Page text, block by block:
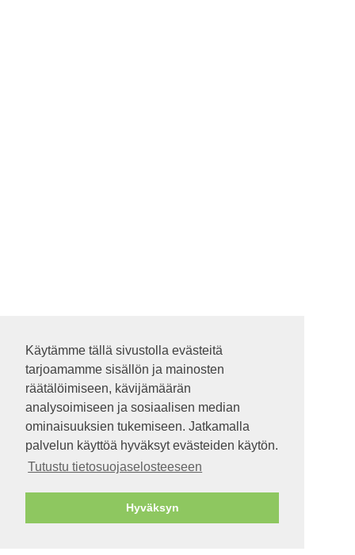
Käytämme tällä sivustolla evästeitä
tarjoamamme sisällön ja mainosten
räätälöimiseen, kävijämäärän
analysoimiseen ja sosiaalisen median
ominaisuuksien tukemiseen. Jatkamalla
palvelun käyttöä hyväksyt evästeiden käytön.
Tutustu tietosuojaselosteeseen
Hyväksyn
Käytämme tällä sivustolla evästeitä
tarjoamamme sisällön ja mainosten
räätälöimiseen, kävijämäärän
analysoimiseen ja sosiaalisen median
ominaisuuksien tukemiseen. Jatkamalla
palvelun käyttöä hyväksyt evästeiden käytön.
Tutustu tietosuojaselosteeseen
Hyväksyn